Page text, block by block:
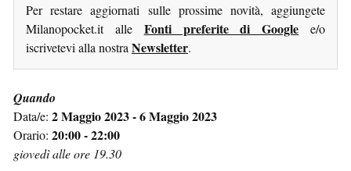
Per restare aggiornati sulle prossime novità, aggiungete
Milanopocket.it alle Fonti preferite di Google e/o
iscrivetevi alla nostra Newsletter.
Quando
Data/e: 2 Maggio 2023 - 6 Maggio 2023
Orario: 20:00 - 22:00
giovedì alle ore 19.30